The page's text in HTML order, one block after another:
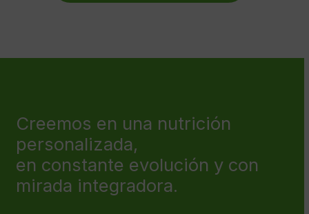
Creemos en una nutrición
personalizada,
en constante evolución y con
mirada integradora.